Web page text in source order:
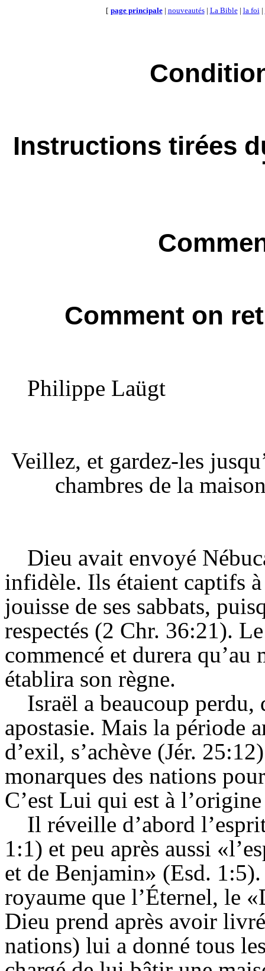
[ page principale| nouveautés| La Bible| la foi|
Instructions tirées
Comment on
Philippe Laügt
Veillez, et gardez-les
chambres de la
Dieu avait envoyé
infidèle. Ils étaient captifs
jouisse de ses sabbats,
respectés (2 Chr. 36:21).
commencé et durera
établira son règne.
Israël a beaucoup
apostasie. Mais la période
d’exil, s’achève (Jér.
monarques des nations
C’est Lui qui est à
Il réveille d’abord
1:1) et peu après aussi
et de Benjamin» (Esd.
royaume que l’Éternel, le
Dieu prend après avoir
nations) lui a donné tous